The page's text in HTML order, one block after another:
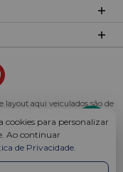
layout aqui veiculados são de
de seus parceiros.
0001-29 Endereço:
- SC - 89121-000
cookies para personalizar
Ao continuar
de Privacidade.